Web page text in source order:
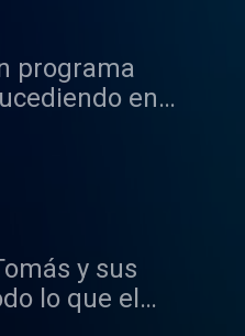
programa
en
y sus
lo que el